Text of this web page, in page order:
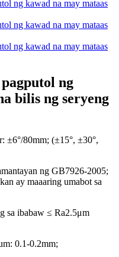
ng
bilis ng seryeng
±6°/80mm; (±15°, ±30°,
ng GB7926-2005;
ay maaaring umabot sa
sa ibabaw ≤ Ra2.5μm
0.1-0.2mm;